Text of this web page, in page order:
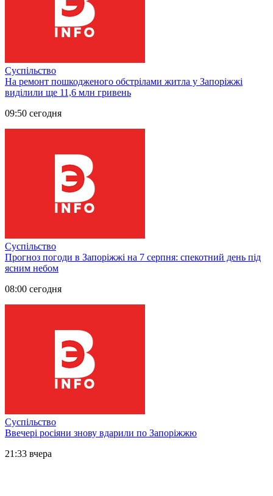
Суспільство
На ремонт пошкодженого обстрілами житла у Запоріжжі
виділили ще 11,6 млн гривень
09:50 сегодня
Суспільство
Прогноз погоди в Запоріжжі на 7 серпня: спекотний день під
ясним небом
08:00 сегодня
Суспільство
Ввечері росіяни знову вдарили по Запоріжжю
21:33 вчера